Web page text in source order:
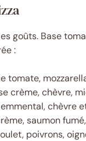
goûts. Base
:
tomate,
crème, chèvre,
chèvre
saumon
poivrons,